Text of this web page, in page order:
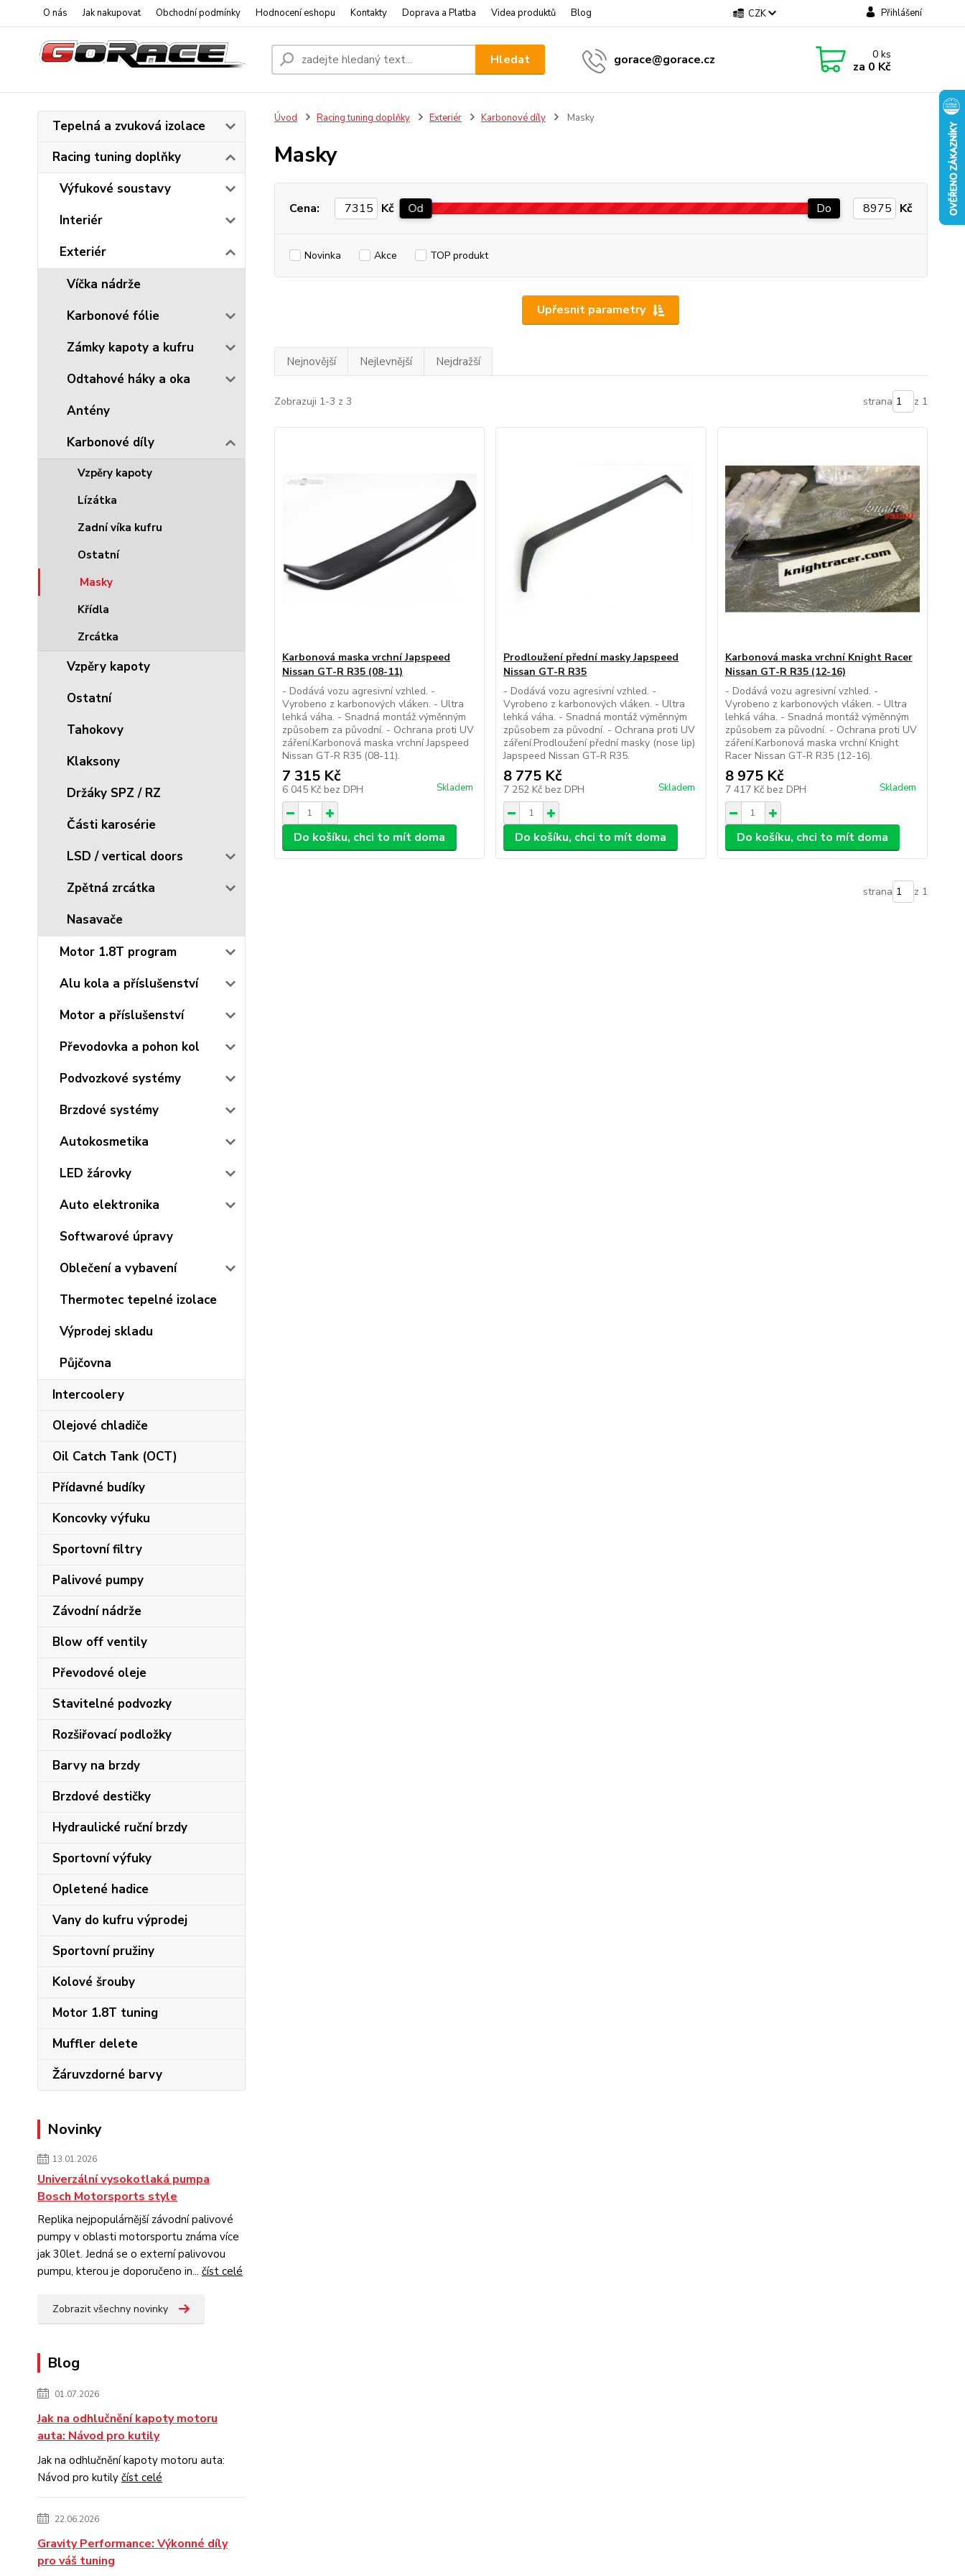
O nás Jak nakupovat Obchodní podmínky Hodnocení eshopu Kontakty Doprava a Platba Videa produktů Blog CZK Přihlášení
Hledat gorace@gorace.cz 0ks
za 0 Kč
Tepelná a zvuková izolace
Racing tuning doplňky
Výfukové soustavy
Interiér
Exteriér
Víčka nádrže
Karbonové fólie
Zámky kapoty a kufru
Odtahové háky a oka
Antény
Karbonové díly
Vzpěry kapoty
Lízátka
Zadní víka kufru
Ostatní
Masky
Křídla
Zrcátka
Vzpěry kapoty
Ostatní
Tahokovy
Klaksony
Držáky SPZ / RZ
Části karosérie
LSD / vertical doors
Zpětná zrcátka
Nasavače
Motor 1.8T program
Alu kola a příslušenství
Motor a příslušenství
Převodovka a pohon kol
Podvozkové systémy
Brzdové systémy
Autokosmetika
LED žárovky
Auto elektronika
Softwarové úpravy
Oblečení a vybavení
Thermotec tepelné izolace
Výprodej skladu
Půjčovna
Intercoolery
Olejové chladiče
Oil Catch Tank (OCT)
Přídavné budíky
Koncovky výfuku
Sportovní filtry
Palivové pumpy
Závodní nádrže
Blow off ventily
Převodové oleje
Stavitelné podvozky
Rozšiřovací podložky
Barvy na brzdy
Brzdové destičky
Hydraulické ruční brzdy
Sportovní výfuky
Opletené hadice
Vany do kufru výprodej
Sportovní pružiny
Kolové šrouby
Motor 1.8T tuning
Muffler delete
Žáruvzdorné barvy
Novinky
13.01.2026
Univerzální vysokotlaká pumpa
Bosch Motorsports style
Replika nejpopulárnější závodní palivové
pumpy v oblasti motorsportu známa více
jak 30let. Jedná se o externí palivovou
pumpu, kterou je doporučeno in... číst celé
Zobrazit všechny novinky
Blog
01.07.2026
Jak na odhlučnění kapoty motoru
auta: Návod pro kutily
Jak na odhlučnění kapoty motoru auta:
Návod pro kutily číst celé
22.06.2026
Gravity Performance: Výkonné díly
pro váš tuning
Úvod Racing tuning doplňky Exteriér Karbonové díly Masky
Masky
Upřesnit parametry
Cena: Kč Od Do Kč
Novinka Akce TOP produkt
Nejnovější Nejlevnější Nejdražší
Zobrazuji 1-3 z 3 strana z 1
Karbonová maska vrchní Japspeed
Nissan GT-R R35 (08-11)
- Dodává vozu agresivní vzhled. -
Vyrobeno z karbonových vláken. - Ultra
lehká váha. - Snadná montáž výměnným
způsobem za původní. - Ochrana proti UV
záření.Karbonová maska vrchní Japspeed
Nissan GT-R R35 (08-11).
7 315 Kč
6 045 Kč bez DPH Skladem
Do košíku, chci to mít doma
Prodloužení přední masky Japspeed
Nissan GT-R R35
- Dodává vozu agresivní vzhled. -
Vyrobeno z karbonových vláken. - Ultra
lehká váha. - Snadná montáž výměnným
způsobem za původní. - Ochrana proti UV
záření.Prodloužení přední masky (nose lip)
Japspeed Nissan GT-R R35.
8 775 Kč
7 252 Kč bez DPH Skladem
Do košíku, chci to mít doma
Karbonová maska vrchní Knight Racer
Nissan GT-R R35 (12-16)
- Dodává vozu agresivní vzhled. -
Vyrobeno z karbonových vláken. - Ultra
lehká váha. - Snadná montáž výměnným
způsobem za původní. - Ochrana proti UV
záření.Karbonová maska vrchní Knight
Racer Nissan GT-R R35 (12-16).
8 975 Kč
7 417 Kč bez DPH Skladem
Do košíku, chci to mít doma
strana z 1